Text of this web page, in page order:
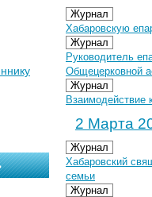
Журнал
Хабаровскую
Журнал
Руководитель
Общецерковной
Журнал
Взаимодействие
2 Марта
Журнал
Хабаровский
семьи
Журнал